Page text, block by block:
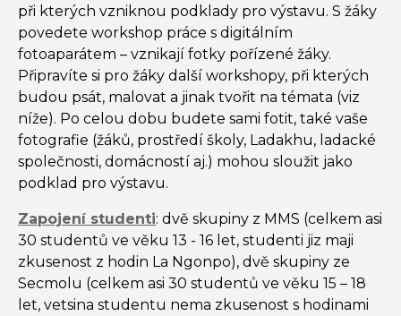
při kterých vzniknou podklady pro výstavu. S žáky
povedete workshop práce s digitálním
fotoaparátem – vznikají fotky pořízené žáky.
Připravíte si pro žáky další workshopy, při kterých
budou psát, malovat a jinak tvořit na témata (viz
níže). Po celou dobu budete sami fotit, také vaše
fotografie (žáků, prostředí školy, Ladakhu, ladacké
společnosti, domácností aj.) mohou sloužit jako
podklad pro výstavu.
Zapojení studenti: dvě skupiny z MMS (celkem asi
30 studentů ve věku 13 - 16 let, studenti jiz maji
zkusenost z hodin La Ngonpo), dvě skupiny ze
Secmolu (celkem asi 30 studentů ve věku 15 – 18
let, vetsina studentu nema zkusenost s hodinami